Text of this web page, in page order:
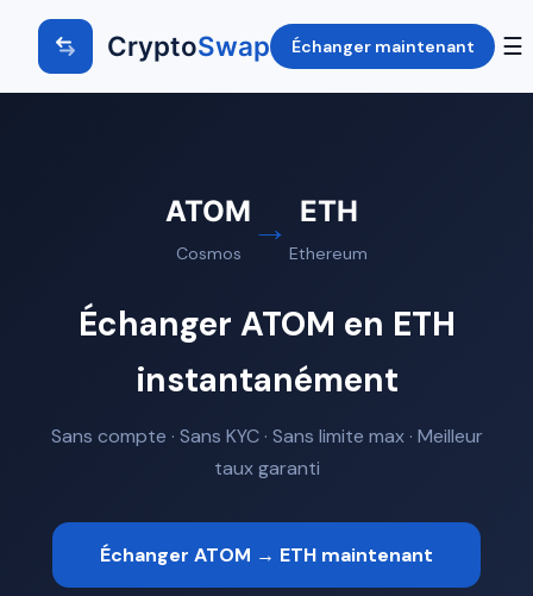
CryptoSwap Échanger maintenant ☰
ATOM
Cosmos
→ ETH
Ethereum
Échanger ATOM en ETH
instantanément
Sans compte · Sans KYC · Sans limite max · Meilleur
taux garanti
Échanger ATOM → ETH maintenant